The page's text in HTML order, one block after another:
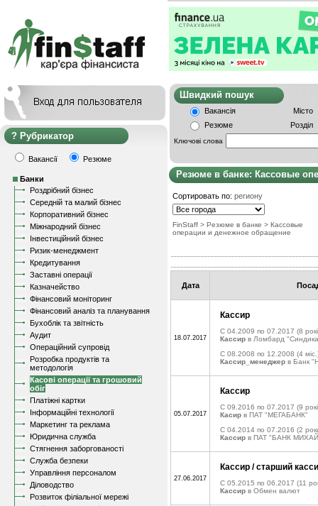
Рубрикатор
Вакансії Резюме
Банки
Роздрібний бізнес
Середній та малий бізнес
Корпоративний бізнес
Міжнародний бізнес
Інвестиційний бізнес
Ризик-менеджмент
Кредитування
Заставні операції
Казначейство
Фінансовий моніторинг
Фінансовий аналіз та планування
Бухоблік та звітність
Аудит
Операційний супровід
Розробка продуктів та
методологія
Касові операції та грошовий
обіг
Платіжні картки
Інформаційні технології
Маркетинг та реклама
Юридична служба
Стягнення заборгованості
Служба безпеки
Управління персоналом
Діловодство
Розвиток філіальної мережі
Швидкий
Вакансія
Місто
Резюме
Розділ
Ключові слова
Резюме в банке: Кассовые
Сортировать по: региону
FinStaff > Резюме в банке > Кассовые
операции и денежное обращение
Дата
18.07.2017
Кассир
C 04.2009 по 07.2017 (8
Кассир в Ломбард
C 08.2008 по 12.2008 (4
Кассир_менеджер в Банк
05.07.2017
Кассир
C 09.2016 по 07.2017 (9
Касир в ПАТ "МЕГАБАНК"
C 04.2014 по 07.2016 (2
Кассир в ПАТ "БАНК
27.06.2017
Кассир / старший
C 05.2015 по 06.2017 (11
Кассир в Обмен валют